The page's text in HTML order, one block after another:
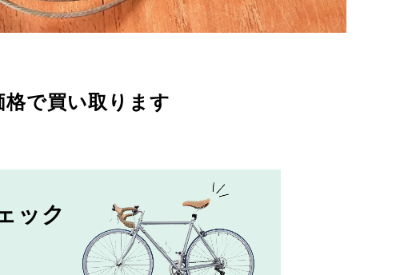
格で買い取ります
ック